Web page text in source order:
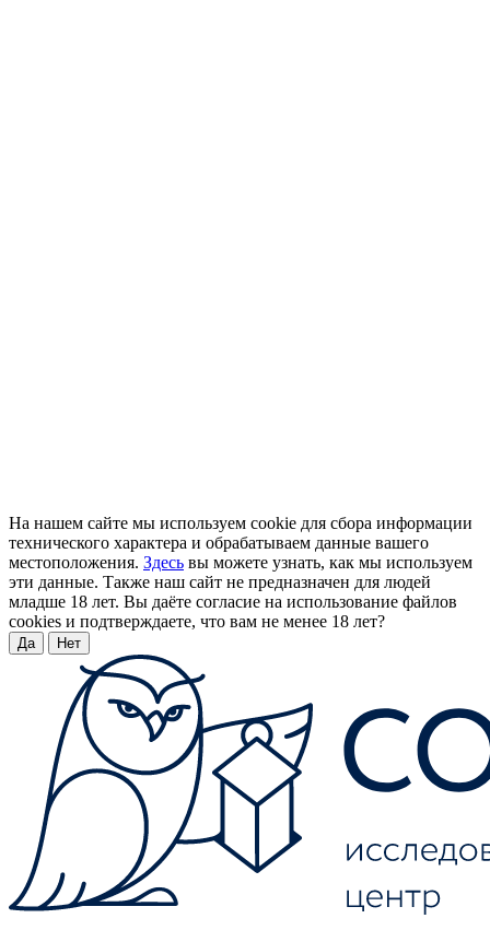
На нашем сайте мы используем cookie для сбора информации
технического характера и обрабатываем данные вашего
местоположения. Здесь вы можете узнать, как мы используем
эти данные. Также наш сайт не предназначен для людей
младше 18 лет. Вы даёте согласие на использование файлов
cookies и подтверждаете, что вам не менее 18 лет?
Да Нет